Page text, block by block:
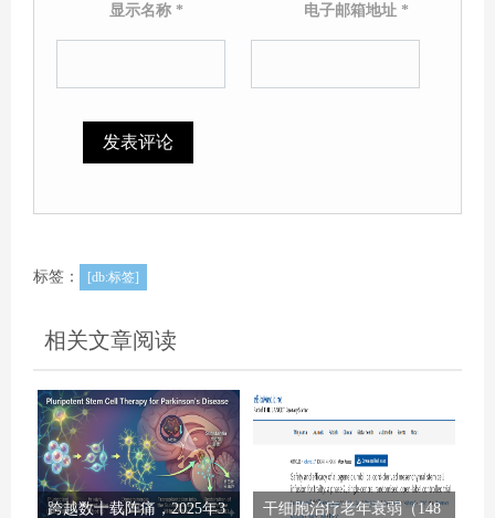
显示名称 * 电子邮箱地址 *
标签： [db:标签]
相关文章阅读
跨越数十载阵痛，2025年3
干细胞治疗老年衰弱（148